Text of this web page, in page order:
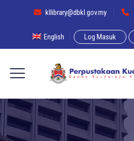
kllibrary@dbkl.gov.my
English Log Masuk